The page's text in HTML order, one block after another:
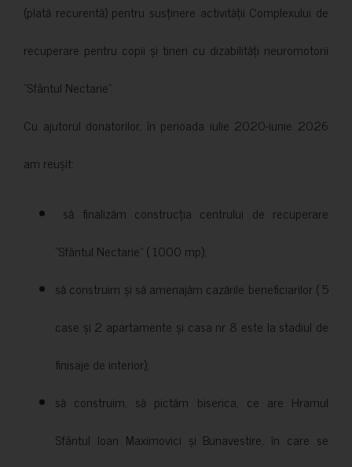
(plată recurentă) pentru susținere activității Complexului de
recuperare pentru copii și tineri cu dizabilități neuromotorii
”Sfântul Nectarie”.
Cu ajutorul donatorilor, în perioada iulie 2020-iunie 2026
am reușit:
să finalizăm construcția centrului de recuperare
”Sfântul Nectarie” ( 1000 mp);
să construim și să amenajăm cazările beneficiarilor ( 5
case și 2 apartamente și casa nr 8 este la stadiul de
finisaje de interior);
să construim, să pictăm biserica, ce are Hramul
Sfântul Ioan Maximovici și Bunavestire, în care se